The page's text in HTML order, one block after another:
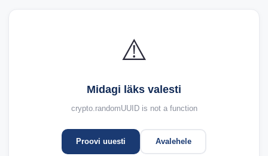
⚠️
Midagi läks valesti
crypto.randomUUID is not a function
Proovi uuesti Avalehele